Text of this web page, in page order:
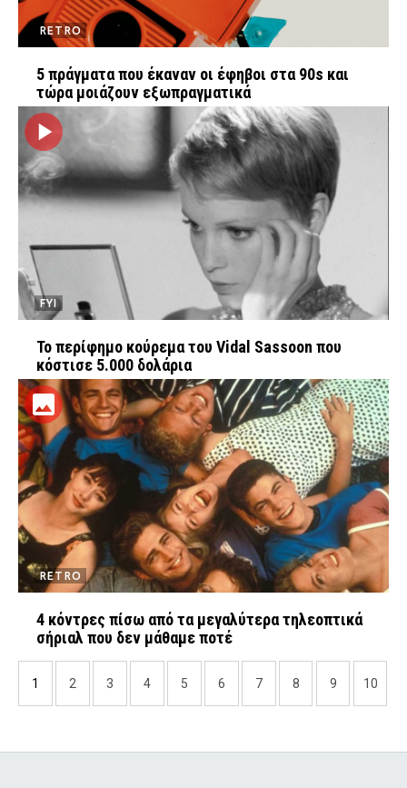
RETRO
5 πράγματα που έκαναν οι έφηβοι στα 90s και
τώρα μοιάζουν εξωπραγματικά
FYI
Το περίφημο κούρεμα του Vidal Sassoon που
κόστισε 5.000 δολάρια
RETRO
4 κόντρες πίσω από τα μεγαλύτερα τηλεοπτικά
σήριαλ που δεν μάθαμε ποτέ
1 2 3 4 5 6 7 8 9 10